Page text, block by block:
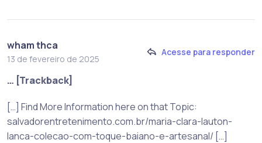
wham thca
13 de fevereiro de 2025
Acesse para responder
… [Trackback]
[…] Find More Information here on that Topic:
salvadorentretenimento.com.br/maria-clara-lauton-
lanca-colecao-com-toque-baiano-e-artesanal/ […]